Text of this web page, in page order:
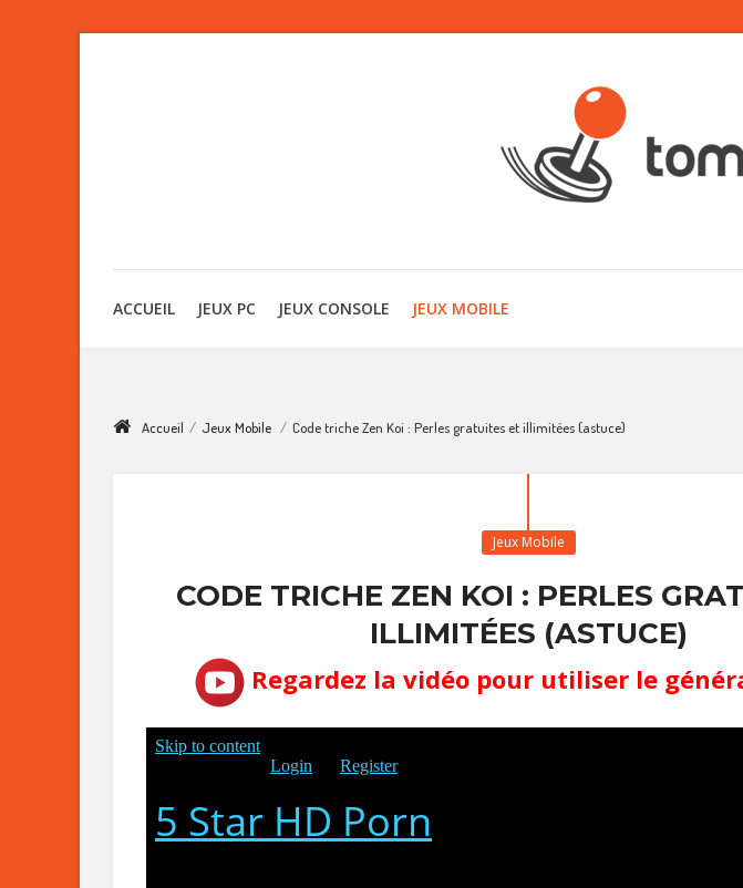
ACCUEIL JEUX PC JEUX CONSOLE JEUX MOBILE
Accueil / Jeux Mobile / Code triche Zen Koi : Perles gratuites et illimitées (astuce)
Jeux Mobile
CODE TRICHE ZEN KOI : PERLES
ILLIMITÉES (ASTUCE)
Regardez la vidéo pour utiliser le